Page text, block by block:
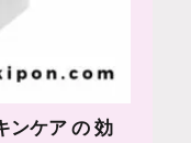
ンケア の 効